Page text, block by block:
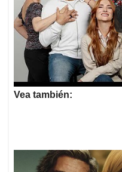
Vea también: